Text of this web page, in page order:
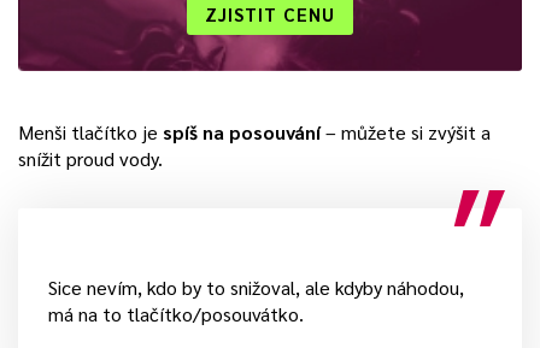
ZJISTIT CENU
Menši tlačítko je spíš na posouvání– můžete si zvýšit a
snížit proud vody.
Sice nevím, kdo by to snižoval, ale kdyby náhodou,
má na to tlačítko/posouvátko.